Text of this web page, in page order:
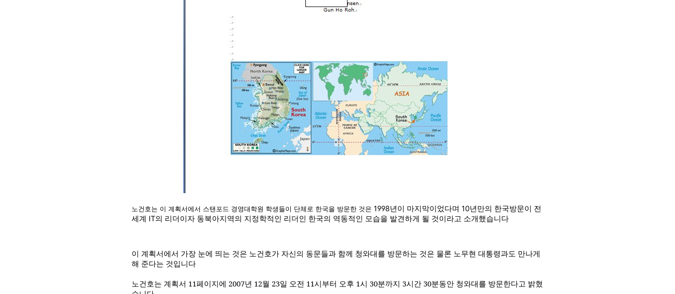
노건호는 이 계획서에서 스탠포드 경영대학원 학생들이 단체로 한국을 방문한 것은 1998년이 마지막이었다며 10년만의 한국방문이 전
세계 IT의 리더이자 동북아지역의 지정학적인 리더인 한국의 역동적인 모습을 발견하게 될 것이라고 소개했습니다
이 계획서에서 가장 눈에 띄는 것은 노건호가 자신의 동문들과 함께 청와대를 방문하는 것은 물론 노무현 대통령과도 만나게
해 준다는 것입니다
노건호는 계획서 11페이지에 2007년 12월 23일 오전 11시부터 오후 1시 30분까지 3시간 30분동안 청와대를 방문한다고 밝혔